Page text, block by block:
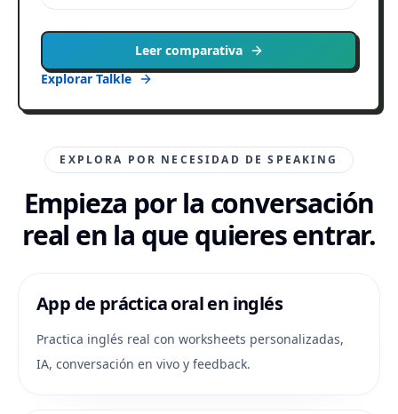
Leer comparativa
Explorar Talkle
EXPLORA POR NECESIDAD DE SPEAKING
Empieza por la conversación
real en la que quieres entrar.
App de práctica oral en inglés
Practica inglés real con worksheets personalizadas,
IA, conversación en vivo y feedback.